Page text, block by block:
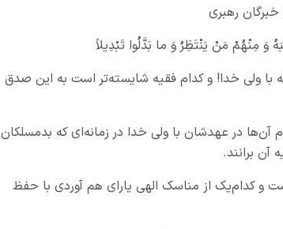
رهبری
مِنْهُمْ مَنْ یَنْتَظِرُ وَ ما بَدَّلُوا تَبْدِیلاً
ولی خدا! و کدام فقیه شایسته‌تر است به این صدق
آن‌ها در عهدشان با ولی خدا در زمانه‌ای که بدمسلکان
برانند.
و کدام‌یک از مناسک الهی یارای هم آوردی با حفظ